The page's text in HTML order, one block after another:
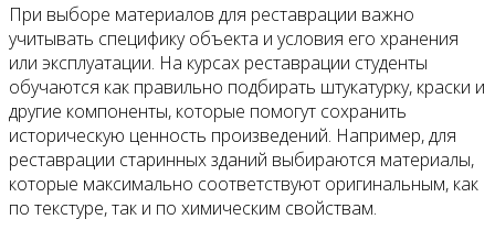
При выборе материалов для реставрации важно
учитывать специфику объекта и условия его хранения
или эксплуатации. На курсах реставрации студенты
обучаются как правильно подбирать штукатурку, краски и
другие компоненты, которые помогут сохранить
историческую ценность произведений. Например, для
реставрации старинных зданий выбираются материалы,
которые максимально соответствуют оригинальным, как
по текстуре, так и по химическим свойствам.